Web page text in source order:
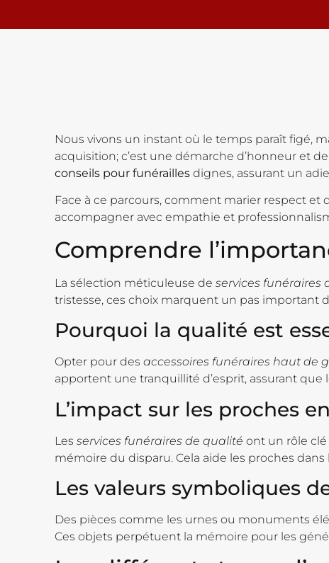
Nous vivons un instant où le temps paraît figé,
acquisition; c’est une démarche d’honneur et
conseils pour funérailles dignes, assurant un
Face à ce parcours, comment marier respect et
accompagner avec empathie et
Comprendre
La sélection méticuleuse deservices funéraires
tristesse, ces choix marquent un pas important
Pourquoi la qualité est
Opter pour desaccessoires funéraires haut de
apportent une tranquillité d’esprit, assurant
L’impact sur les proches
Lesservices funéraires de qualité ont un rôle
mémoire du disparu. Cela aide les proches
Les valeurs symboliques
Des pièces comme les urnes ou monuments
Ces objets perpétuent la mémoire pour les